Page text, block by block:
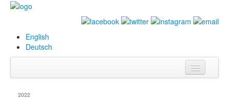
English
Deutsch
2022